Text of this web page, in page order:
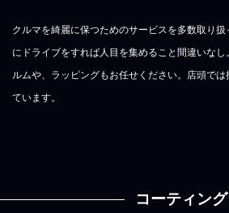
クルマを綺麗に保つためのサービスを多数取り扱
にドライブをすれば人目を集めること間違いな
ルムや、ラッピングもお任せください。店頭で
ています。
コーティング